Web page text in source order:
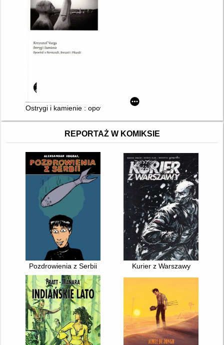
Ostrygi i kamienie : opowieść o Normandii, Bretanii i Pikardii
REPORTAŻ W KOMIKSIE
Pozdrowienia z Serbii Kurier z Warszawy